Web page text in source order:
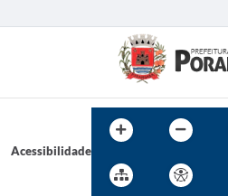
Acessibilidade